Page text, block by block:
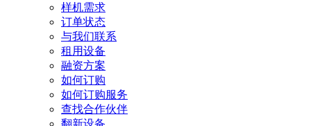
样机需求
订单状态
与我们联系
租用设备
融资方案
如何订购
如何订购服务
查找合作伙伴